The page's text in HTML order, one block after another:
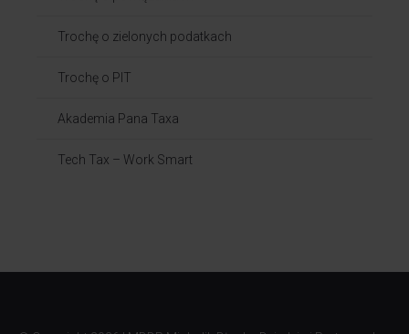
Trochę o zielonych podatkach
Trochę o PIT
Akademia Pana Taxa
Tech Tax – Work Smart